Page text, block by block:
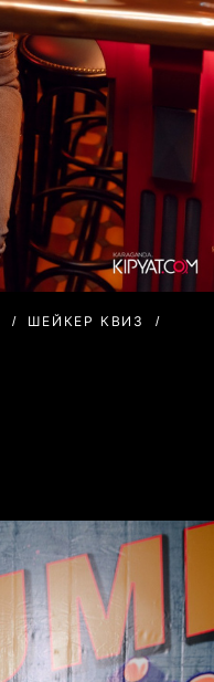
ШЕЙКЕР КВИЗ